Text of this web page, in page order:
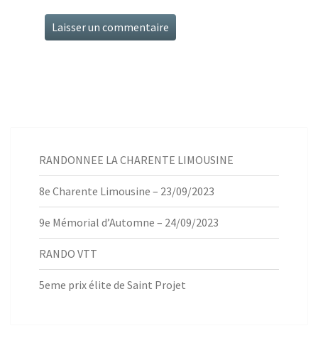
RANDONNEE LA CHARENTE LIMOUSINE
8e Charente Limousine – 23/09/2023
9e Mémorial d’Automne – 24/09/2023
RANDO VTT
5eme prix élite de Saint Projet